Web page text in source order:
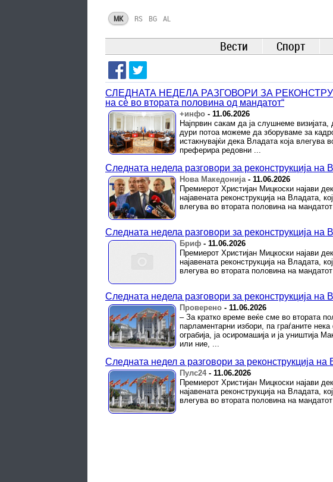
MK RS BG AL
Вести Спорт
СЛЕДНАТА НЕДЕЛА РАЗГОВОРИ ЗА
на сè во втората половина од мандатот“
+инфо - 11.06.2026
Најпрвин сакам да ја слушнеме
дури потоа можеме да зборуваме за
истакнувајќи дека Владата која влегува
преферира редовни ...
Следната недела разговори за реконструкција на
Нова Македонија- 11.06.2026
Премиерот Христијан Мицкоски најави
најавената реконструкција на Владата,
влегува во втората половина на
Следната недела разговори за реконструкција на
Бриф - 11.06.2026
Премиерот Христијан Мицкоски најави
најавената реконструкција на Владата,
влегува во втората половина на
Следната недела разговори за реконструкција на
Проверено - 11.06.2026
– За кратко време веќе сме во втората
парламентарни избори, па граѓаните
ограбија, ја осиромашија и ја уништија
или ние, ...
Следната недел а разговори за реконструкција на
Пулс24- 11.06.2026
Премиерот Христијан Мицкоски најави
најавената реконструкција на Владата,
влегува во втората половина на